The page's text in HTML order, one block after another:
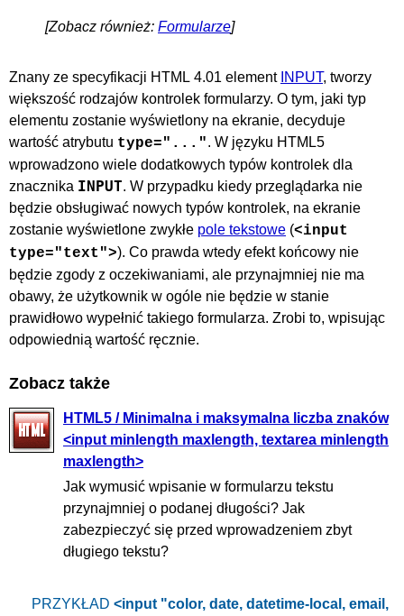
[Zobacz również: Formularze]
Znany ze specyfikacji HTML 4.01 element INPUT, tworzy
większość rodzajów kontrolek formularzy. O tym, jaki typ
elementu zostanie wyświetlony na ekranie, decyduje
wartość atrybutu type="...". W języku HTML5
wprowadzono wiele dodatkowych typów kontrolek dla
znacznika INPUT. W przypadku kiedy przeglądarka nie
będzie obsługiwać nowych typów kontrolek, na ekranie
zostanie wyświetlone zwykłe pole tekstowe (<input
type="text">). Co prawda wtedy efekt końcowy nie
będzie zgody z oczekiwaniami, ale przynajmniej nie ma
obawy, że użytkownik w ogóle nie będzie w stanie
prawidłowo wypełnić takiego formularza. Zrobi to, wpisując
odpowiednią wartość ręcznie.
Zobacz także
HTML5 / Minimalna i maksymalna liczba znaków
<input minlength maxlength, textarea minlength
maxlength>
Jak wymusić wpisanie w formularzu tekstu
przynajmniej o podanej długości? Jak
zabezpieczyć się przed wprowadzeniem zbyt
długiego tekstu?
PRZYKŁAD <input "color, date, datetime-local, email,